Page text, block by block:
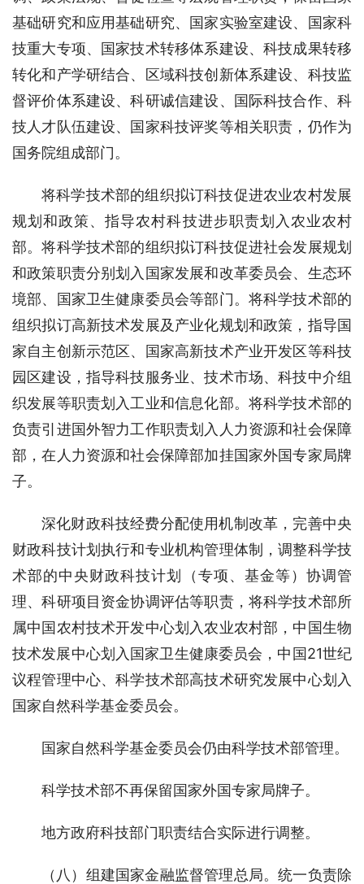
基础研究和应用基础研究、国家实验室建设、国家科
技重大专项、国家技术转移体系建设、科技成果转移
转化和产学研结合、区域科技创新体系建设、科技监
督评价体系建设、科研诚信建设、国际科技合作、科
技人才队伍建设、国家科技评奖等相关职责，仍作为
国务院组成部门。
将科学技术部的组织拟订科技促进农业农村发展
规划和政策、指导农村科技进步职责划入农业农村
部。将科学技术部的组织拟订科技促进社会发展规划
和政策职责分别划入国家发展和改革委员会、生态环
境部、国家卫生健康委员会等部门。将科学技术部的
组织拟订高新技术发展及产业化规划和政策，指导国
家自主创新示范区、国家高新技术产业开发区等科技
园区建设，指导科技服务业、技术市场、科技中介组
织发展等职责划入工业和信息化部。将科学技术部的
负责引进国外智力工作职责划入人力资源和社会保障
部，在人力资源和社会保障部加挂国家外国专家局牌
子。
深化财政科技经费分配使用机制改革，完善中央
财政科技计划执行和专业机构管理体制，调整科学技
术部的中央财政科技计划（专项、基金等）协调管
理、科研项目资金协调评估等职责，将科学技术部所
属中国农村技术开发中心划入农业农村部，中国生物
技术发展中心划入国家卫生健康委员会，中国21世纪
议程管理中心、科学技术部高技术研究发展中心划入
国家自然科学基金委员会。
国家自然科学基金委员会仍由科学技术部管理。
科学技术部不再保留国家外国专家局牌子。
地方政府科技部门职责结合实际进行调整。
（八）组建国家金融监督管理总局。统一负责除